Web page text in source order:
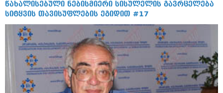
ივლისი 2010 (556)
ივნისი 2010 (685)
მაისი 2010 (232)
აპრილი 2010 (229)
მარტი 2010 (454)
თებერვალი 2010 (421)
იანვარი 2010 (422)
დეკემბერი 2009 (510)
ნოემბერი 2009 (308)
წახალისებული ნებისმიერი სისულელის გავრცელება
სიტყვის თავისუფლების ეგიდით #17